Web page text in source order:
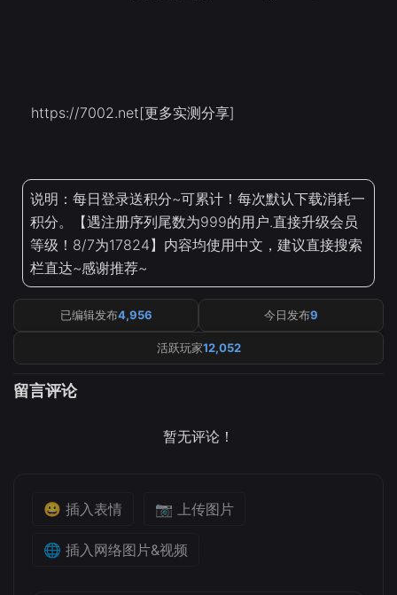
https://7002.net[更多实测分享]
说明：每日登录送积分~可累计！每次默认下载消耗一
积分。【遇注册序列尾数为999的用户.直接升级会员
等级！8/7为17824】内容均使用中文，建议直接搜索
栏直达~感谢推荐~
已编辑发布4,956 今日发布9
活跃玩家12,052
留言评论
暂无评论！
😀 插入表情 📷 上传图片
🌐 插入网络图片&视频